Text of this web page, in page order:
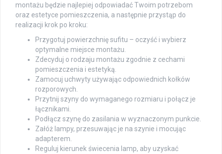
montażu będzie najlepiej odpowiadać Twoim potrzebom
oraz estetyce pomieszczenia, a następnie przystąp do
realizacji krok po kroku:
Przygotuj powierzchnię sufitu – oczyść i wybierz
optymalne miejsce montażu.
Zdecyduj o rodzaju montażu zgodnie z cechami
pomieszczenia i estetyką.
Zamocuj uchwyty używając odpowiednich kołków
rozporowych.
Przytnij szyny do wymaganego rozmiaru i połącz je
łącznikami.
Podłącz szynę do zasilania w wyznaczonym punkcie.
Załóż lampy, przesuwając je na szynie i mocując
adapterem.
Reguluj kierunek świecenia lamp, aby uzyskać